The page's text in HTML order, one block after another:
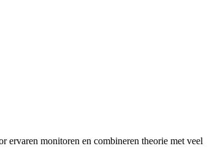
ervaren monitoren en combineren theorie met veel